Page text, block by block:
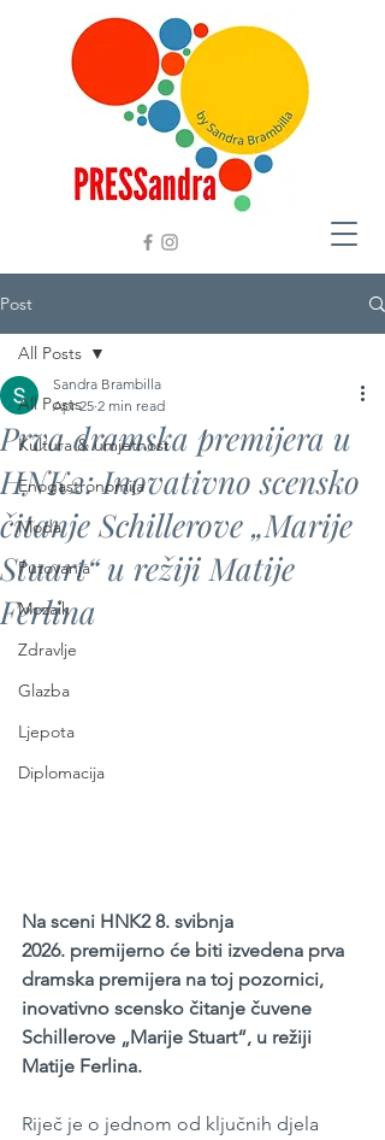
Post
All Posts
Kultura & umjetnost
Enogastronomija
Moda
Putovanja
Mozaik
Zdravlje
Glazba
Ljepota
Diplomacija
All Posts
Prva dramska premijera u
HNK2: Inovativno scensko
čitanje Schillerove „Marije
Stuart“ u režiji Matije
Ferlina
Sandra Brambilla
Apr 25 2 min read
Na sceni HNK2 8. svibnja
2026. premijerno će biti izvedena prva
dramska premijera na toj pozornici,
inovativno scensko čitanje čuvene
Schillerove „Marije Stuart“, u režiji
Matije Ferlina.
Riječ je o jednom od ključnih djela